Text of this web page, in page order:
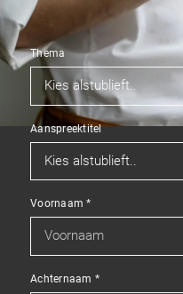
Thema
Aanspreektitel
Voornaam*
Achternaam *